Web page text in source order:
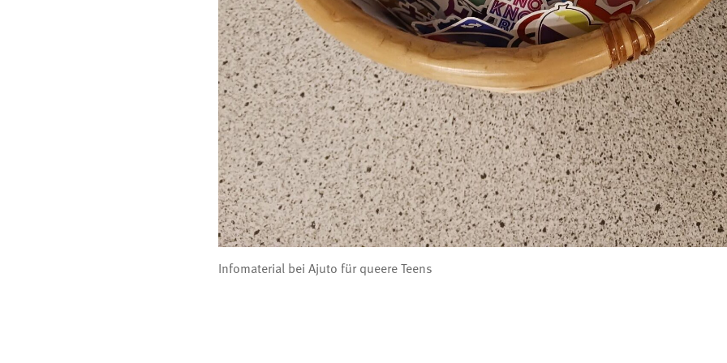
Infomaterial bei Ajuto für queere Teens